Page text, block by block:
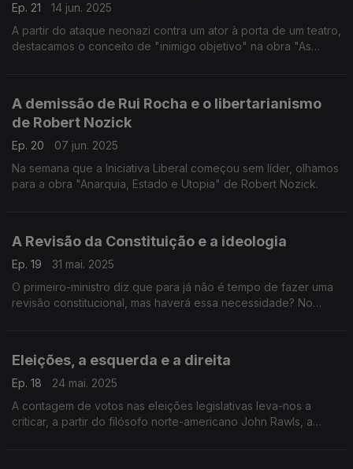
Ep. 21
14 jun. 2025
A partir do ataque neonazi contra um ator à porta de um teatro,
destacamos o conceito de "inimigo objetivo" na obra "As
A demissão de Rui Rocha e o libertarianismo
de Robert Nozick
Ep. 20
07 jun. 2025
Na semana que a Iniciativa Liberal começou sem líder, olhamos
para a obra "Anarquia, Estado e Utopia" de Robert Nozick.
A Revisão da Constituição e a ideologia
Ep. 19
31 mai. 2025
O primeiro-ministro diz que para já não é tempo de fazer uma
revisão constitucional, mas haverá essa necessidade? No
Eleições, a esquerda e a direita
Ep. 18
24 mai. 2025
A contagem de votos nas eleições legislativas leva-nos a
criticar, a partir do filósofo norte-americano John Rawls, a